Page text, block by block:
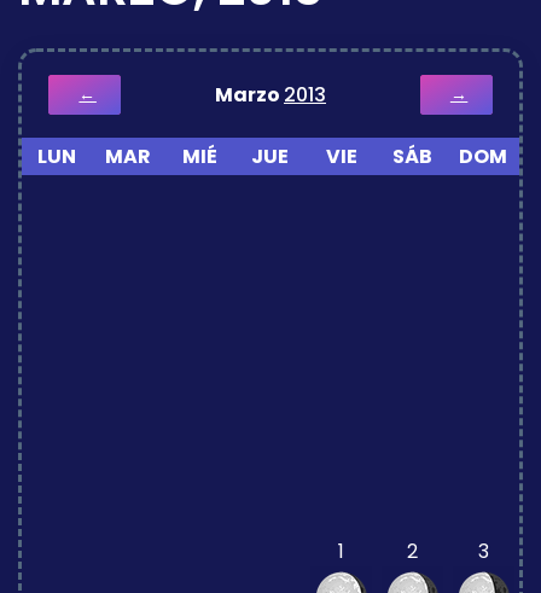
← Marzo 2013 →
LUN MAR MIÉ JUE VIE SÁB DOM
1 2 3